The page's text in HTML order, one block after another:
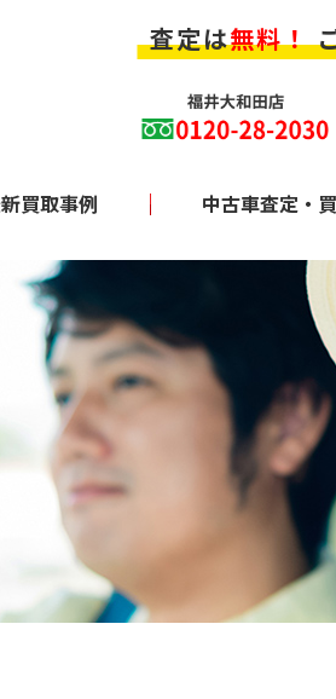
査定は無料！
買取事例 中古車査定・